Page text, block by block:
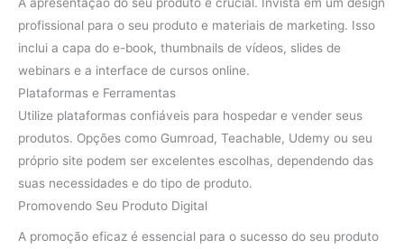
profissional para o seu produto e materiais de marketing. Isso
inclui a capa do e-book, thumbnails de vídeos, slides de
webinars e a interface de cursos online.
Plataformas e Ferramentas
Utilize plataformas confiáveis para hospedar e vender seus
produtos. Opções como Gumroad, Teachable, Udemy ou seu
próprio site podem ser excelentes escolhas, dependendo das
suas necessidades e do tipo de produto.
Promovendo Seu Produto Digital
A promoção eficaz é essencial para o sucesso do seu produto